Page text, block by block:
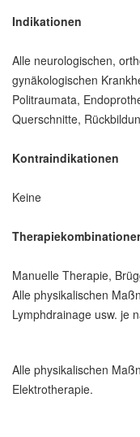
Indikationen
Alle neurologischen,
gynäkologischen
Politraumata,
Querschnitte,
Kontraindikationen
Keine
Manuelle Therapie,
Alle physikalischen
Lymphdrainage usw. je
Alle physikalischen
Elektrotherapie.